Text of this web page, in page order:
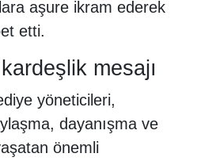
aşure ikram ederek
etti.
mesajı
yöneticileri,
dayanışma ve
önemli